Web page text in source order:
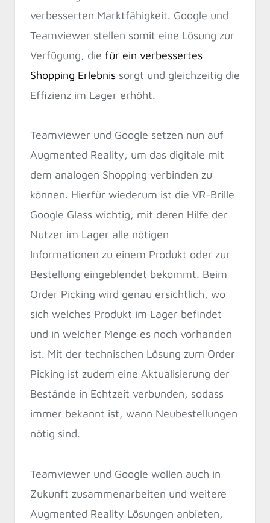
verbesserten Marktfähigkeit. Google und
Teamviewer stellen somit eine Lösung zur
Verfügung, die für ein verbessertes
Shopping Erlebnis sorgt und gleichzeitig die
Effizienz im Lager erhöht.
Teamviewer und Google setzen nun auf
Augmented Reality, um das digitale mit
dem analogen Shopping verbinden zu
können. Hierfür wiederum ist die VR-Brille
Google Glass wichtig, mit deren Hilfe der
Nutzer im Lager alle nötigen
Informationen zu einem Produkt oder zur
Bestellung eingeblendet bekommt. Beim
Order Picking wird genau ersichtlich, wo
sich welches Produkt im Lager befindet
und in welcher Menge es noch vorhanden
ist. Mit der technischen Lösung zum Order
Picking ist zudem eine Aktualisierung der
Bestände in Echtzeit verbunden, sodass
immer bekannt ist, wann Neubestellungen
nötig sind.
Teamviewer und Google wollen auch in
Zukunft zusammenarbeiten und weitere
Augmented Reality Lösungen anbieten,